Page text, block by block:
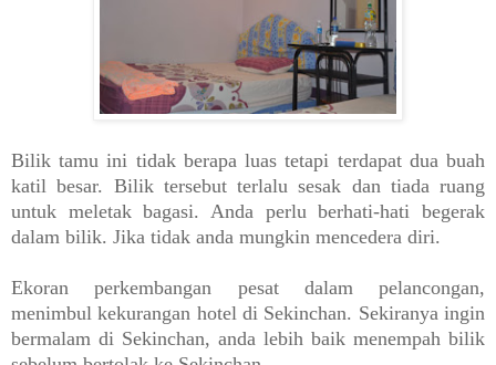
Bilik tamu ini tidak berapa luas tetapi terdapat dua buah
katil besar. Bilik tersebut terlalu sesak dan tiada ruang
untuk meletak bagasi. Anda perlu berhati-hati begerak
dalam bilik. Jika tidak anda mungkin mencedera diri.
Ekoran perkembangan pesat dalam pelancongan,
menimbul kekurangan hotel di Sekinchan. Sekiranya ingin
bermalam di Sekinchan, anda lebih baik menempah bilik